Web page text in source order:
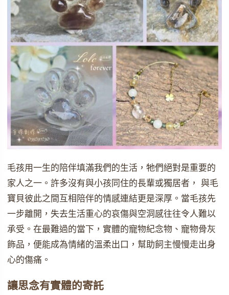
毛孩用一生的陪伴填滿我們的生活，牠們絕對是重要的
家人之一。許多沒有與小孩同住的長輩或獨居者， 與毛
寶貝彼此之間互相陪伴的情感連結更是深厚。當毛孩先
一步離開，失去生活重心的哀傷與空洞感往往令人難以
承受。在最難過的當下，實體的寵物紀念物、寵物骨灰
飾品，便能成為情緒的溫柔出口，幫助飼主慢慢走出身
心的傷痛。
讓思念有實體的寄託